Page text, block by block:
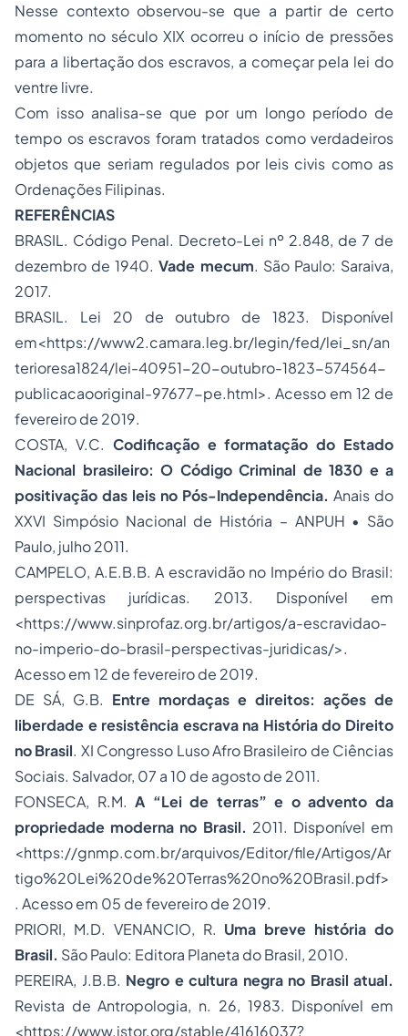
Nesse contexto observou-se que a partir de certo
momento no século XIX ocorreu o início de pressões
para a libertação dos escravos, a começar pela lei do
ventre livre.
Com isso analisa-se que por um longo período de
tempo os escravos foram tratados como verdadeiros
objetos que seriam regulados por leis civis como as
Ordenações Filipinas.
REFERÊNCIAS
BRASIL. Código Penal. Decreto-Lei nº 2.848, de 7 de
dezembro de 1940.Vade mecum. São Paulo: Saraiva,
2017.
BRASIL. Lei 20 de outubro de 1823. Disponível
em<https://www2.camara.leg.br/legin/fed/lei_sn/an
terioresa1824/lei-40951-20-outubro-1823-574564-
publicacaooriginal-97677-pe.html>. Acesso em 12 de
fevereiro de 2019.
COSTA, V.C. Codificação e formatação do Estado
Nacional brasileiro: O Código Criminal de 1830 e a
positivação das leis no Pós-Independência. Anais do
XXVI Simpósio Nacional de História – ANPUH • São
Paulo, julho 2011.
CAMPELO, A.E.B.B. A escravidão no Império do Brasil:
perspectivas jurídicas. 2013. Disponível em
<https://www.sinprofaz.org.br/artigos/a-escravidao-
no-imperio-do-brasil-perspectivas-juridicas/>.
Acesso em 12 de fevereiro de 2019.
DE SÁ, G.B. Entre mordaças e direitos: ações de
liberdade e resistência escrava na História do Direito
no Brasil. XI Congresso Luso Afro Brasileiro de Ciências
Sociais. Salvador, 07 a 10 de agosto de 2011.
FONSECA, R.M.A “Lei de terras” e o advento da
propriedade moderna no Brasil. 2011. Disponível em
<https://gnmp.com.br/arquivos/Editor/file/Artigos/Ar
tigo%20Lei%20de%20Terras%20no%20Brasil.pdf>
. Acesso em 05 de fevereiro de 2019.
PRIORI, M.D. VENANCIO, R. Uma breve história do
Brasil. São Paulo: Editora Planeta do Brasil, 2010.
PEREIRA, J.B.B. Negro e cultura negra no Brasil atual.
Revista de Antropologia, n. 26, 1983. Disponível em
<https://www.jstor.org/stable/41616037?